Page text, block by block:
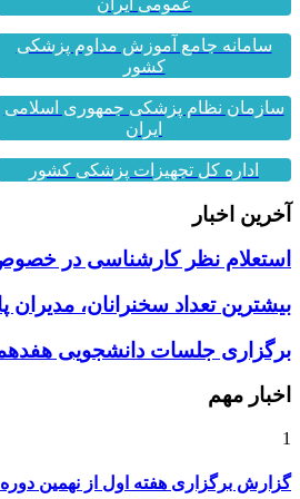
سامانه جامع آموزش مداوم پزشکی
کشور
سازمان نظام پزشکی جمهوری اسلامی
ایران
اداره کل تجهیزات پزشکی کشور
آخرین اخبار
استعلام نظر کارشناسی در خصوص
بیشترین تعداد سخنرانان،
برگزاری جلسات دانشجویی
اخبار مهم
1
گزارش برگزاری هفته اول از نهمین دوره